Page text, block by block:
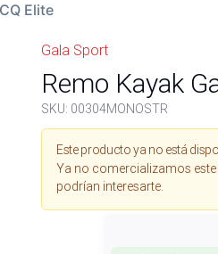
Elite
Gala Sport
Remo Kayak
SKU: 00304MONOSTR
Este producto ya no está
Ya no comercializamos
podrían interesarte.